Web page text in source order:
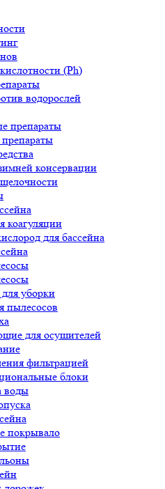
(Ph)
водорослей
препараты
консервации
коагуляции
для бассейна
уборки
пылесосов
для осушителей
фильтрацией
блоки
воды
покрывало